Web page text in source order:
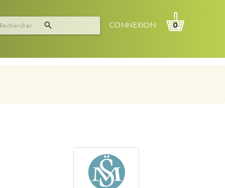
 CONNEXION 0